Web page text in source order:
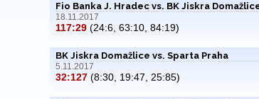
Fio Banka J. Hradec vs. BK Jiskra
18.11.2017
117:29 (24:6, 63:10, 84:19)
BK Jiskra Domažlice vs. Sparta Praha
5.11.2017
32:127 (8:30, 19:47, 25:85)